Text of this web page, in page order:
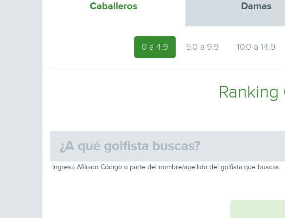
Caballeros Damas
0 a 4.9 5.0 a 9.9 10.0 a 14.9
Ranking
Ingresa Afiliado Código o parte del nombre/apellido del golfista que buscas.